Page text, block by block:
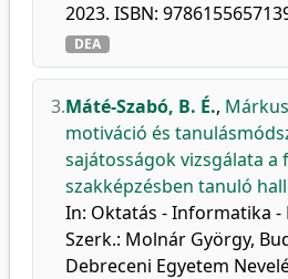
2023. ISBN:
DEA
3.Máté-Szabó, B. É.,
motiváció és
sajátosságok vizsgálata a
szakképzésben tanuló
In: Oktatás - Informatika -
Szerk.: Molnár György,
Debreceni Egyetem